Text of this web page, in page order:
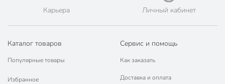
Карьера Личный кабинет
Каталог товаров
Популярные товары
Избранное
Сервис и помощь
Как заказать
Доставка и оплата